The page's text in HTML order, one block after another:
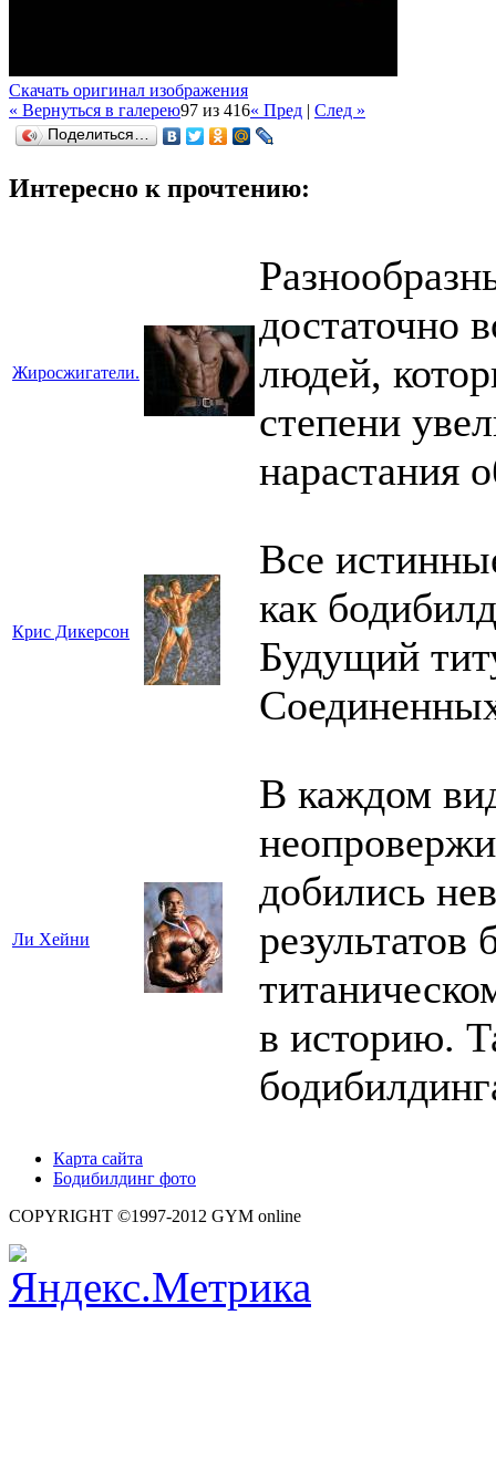
Скачать оригинал изображения
« Вернуться в галерею97 из 416« Пред | След »
Поделиться…
Интересно к прочтению:
Жиросжигатели.
достаточно
людей,
степени
нарастания
Крис Дикерсон
Все
как
Будущий
Ли Хейни
В каждом
добились
результатов
в историю.
Карта сайта
Бодибилдинг фото
COPYRIGHT ©1997-2012 GYM online